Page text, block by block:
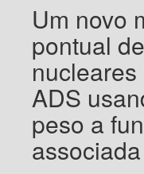
Um novo
pontual
ADS
peso a